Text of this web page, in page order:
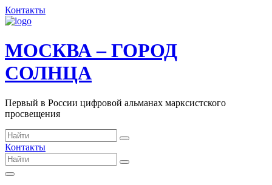
Контакты
МОСКВА – ГОРОД
СОЛНЦА
Первый в России цифровой альманах марксистского
просвещения
Контакты